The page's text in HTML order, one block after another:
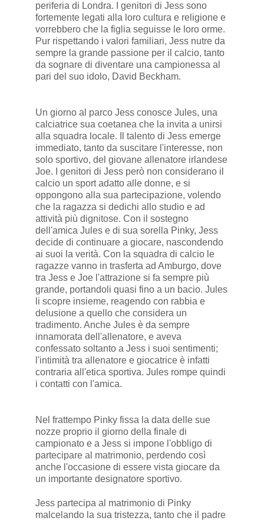
periferia di Londra. I genitori di Jess sono
fortemente legati alla loro cultura e religione e
vorrebbero che la figlia seguisse le loro orme.
Pur rispettando i valori familiari, Jess nutre da
sempre la grande passione per il calcio, tanto
da sognare di diventare una campionessa al
pari del suo idolo, David Beckham.
Un giorno al parco Jess conosce Jules, una
calciatrice sua coetanea che la invita a unirsi
alla squadra locale. Il talento di Jess emerge
immediato, tanto da suscitare l'interesse, non
solo sportivo, del giovane allenatore irlandese
Joe. I genitori di Jess però non considerano il
calcio un sport adatto alle donne, e si
oppongono alla sua partecipazione, volendo
che la ragazza si dedichi allo studio e ad
attività più dignitose. Con il sostegno
dell'amica Jules e di sua sorella Pinky, Jess
decide di continuare a giocare, nascondendo
ai suoi la verità. Con la squadra di calcio le
ragazze vanno in trasferta ad Amburgo, dove
tra Jess e Joe l'attrazione si fa sempre più
grande, portandoli quasi fino a un bacio. Jules
li scopre insieme, reagendo con rabbia e
delusione a quello che considera un
tradimento. Anche Jules è da sempre
innamorata dell'allenatore, e aveva
confessato soltanto a Jess i suoi sentimenti;
l'intimità tra allenatore e giocatrice è infatti
contraria all'etica sportiva. Jules rompe quindi
i contatti con l'amica.
Nel frattempo Pinky fissa la data delle sue
nozze proprio il giorno della finale di
campionato e a Jess si impone l'obbligo di
partecipare al matrimonio, perdendo così
anche l'occasione di essere vista giocare da
un importante designatore sportivo.
Jess partecipa al matrimonio di Pinky
malcelando la sua tristezza, tanto che il padre